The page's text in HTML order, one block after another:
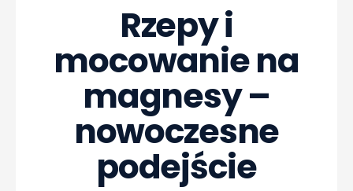
Rzepy i
mocowanie na
magnesy –
nowoczesne
podejście